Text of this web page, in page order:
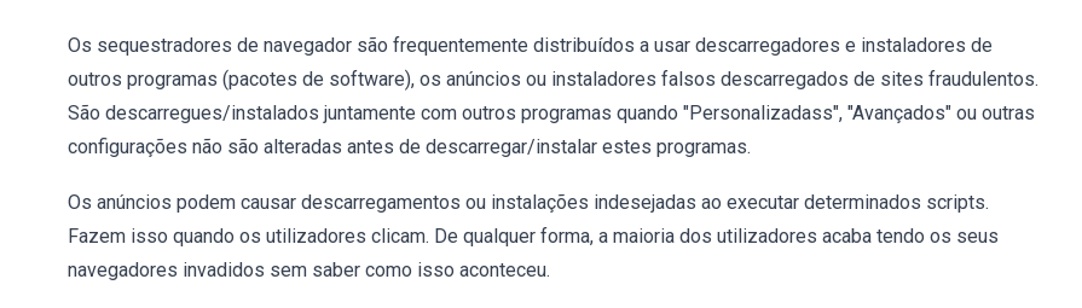
Os sequestradores de navegador são frequentemente distribuídos a usar descarregadores e instaladores de
outros programas (pacotes de software), os anúncios ou instaladores falsos descarregados de sites fraudulentos.
São descarregues/instalados juntamente com outros programas quando "Personalizadass", "Avançados" ou outras
configurações não são alteradas antes de descarregar/instalar estes programas.
Os anúncios podem causar descarregamentos ou instalações indesejadas ao executar determinados scripts.
Fazem isso quando os utilizadores clicam. De qualquer forma, a maioria dos utilizadores acaba tendo os seus
navegadores invadidos sem saber como isso aconteceu.